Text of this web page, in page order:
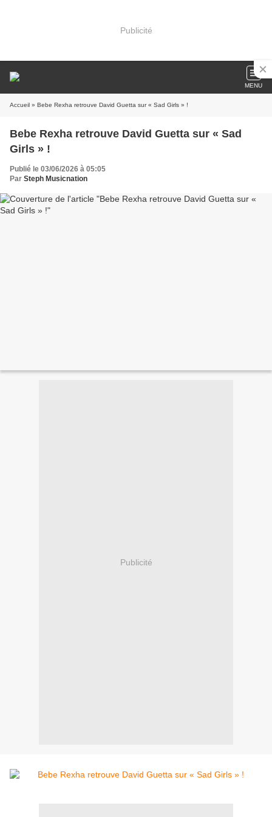
Publicité
MENU
Accueil » Bebe Rexha retrouve David Guetta sur « Sad Girls » !
Bebe Rexha retrouve David Guetta sur « Sad
Girls » !
Publié le 03/06/2026 à 05:05
Par Steph Musicnation
Publicité